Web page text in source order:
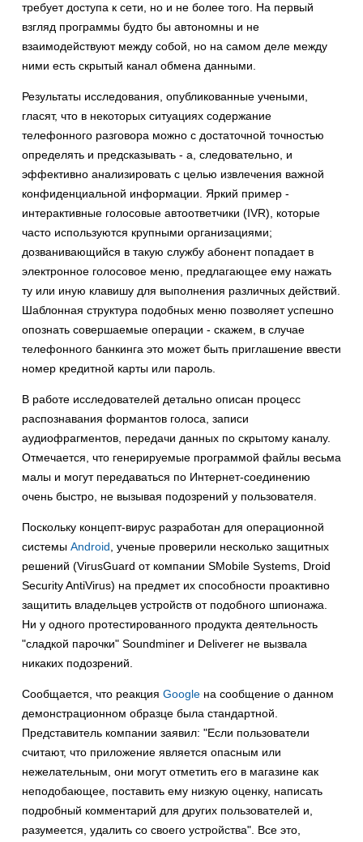
требует доступа к сети, но и не более того. На первый
взгляд программы будто бы автономны и не
взаимодействуют между собой, но на самом деле между
ними есть скрытый канал обмена данными.
Результаты исследования, опубликованные учеными,
гласят, что в некоторых ситуациях содержание
телефонного разговора можно с достаточной точностью
определять и предсказывать - а, следовательно, и
эффективно анализировать с целью извлечения важной
конфиденциальной информации. Яркий пример -
интерактивные голосовые автоответчики (IVR), которые
часто используются крупными организациями;
дозванивающийся в такую службу абонент попадает в
электронное голосовое меню, предлагающее ему нажать
ту или иную клавишу для выполнения различных действий.
Шаблонная структура подобных меню позволяет успешно
опознать совершаемые операции - скажем, в случае
телефонного банкинга это может быть приглашение ввести
номер кредитной карты или пароль.
В работе исследователей детально описан процесс
распознавания формантов голоса, записи
аудиофрагментов, передачи данных по скрытому каналу.
Отмечается, что генерируемые программой файлы весьма
малы и могут передаваться по Интернет-соединению
очень быстро, не вызывая подозрений у пользователя.
Поскольку концепт-вирус разработан для операционной
системы Android, ученые проверили несколько защитных
решений (VirusGuard от компании SMobile Systems, Droid
Security AntiVirus) на предмет их способности проактивно
защитить владельцев устройств от подобного шпионажа.
Ни у одного протестированного продукта деятельность
"сладкой парочки" Soundminer и Deliverer не вызвала
никаких подозрений.
Сообщается, что реакция Google на сообщение о данном
демонстрационном образце была стандартной.
Представитель компании заявил: "Если пользователи
считают, что приложение является опасным или
нежелательным, они могут отметить его в магазине как
неподобающее, поставить ему низкую оценку, написать
подробный комментарий для других пользователей и,
разумеется, удалить со своего устройства". Все это,